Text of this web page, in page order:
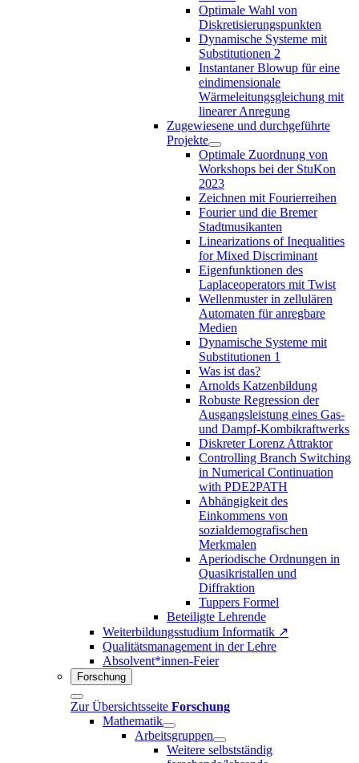
Optimale Wahl von
Diskretisierungspunkten
Dynamische Systeme mit
Substitutionen 2
Instantaner Blowup für eine
eindimensionale
Wärmeleitungsgleichung mit
linearer Anregung
Zugewiesene und durchgeführte
Projekte
Optimale Zuordnung von
Workshops bei der StuKon
2023
Zeichnen mit Fourierreihen
Fourier und die Bremer
Stadtmusikanten
Linearizations of Inequalities
for Mixed Discriminant
Eigenfunktionen des
Laplaceoperators mit Twist
Wellenmuster in zellulären
Automaten für anregbare
Medien
Dynamische Systeme mit
Substitutionen 1
Was ist das?
Arnolds Katzenbildung
Robuste Regression der
Ausgangsleistung eines Gas-
und Dampf-Kombikraftwerks
Diskreter Lorenz Attraktor
Controlling Branch Switching
in Numerical Continuation
with PDE2PATH
Abhängigkeit des
Einkommens von
sozialdemografischen
Merkmalen
Aperiodische Ordnungen in
Quasikristallen und
Diffraktion
Tuppers Formel
Beteiligte Lehrende
Weiterbildungsstudium Informatik ↗
Qualitätsmanagement in der Lehre
Absolvent*innen-Feier
Forschung
Zur Übersichtsseite Forschung
Mathematik
Arbeitsgruppen
Weitere selbstständig